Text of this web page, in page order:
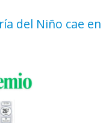
del Niño cae en